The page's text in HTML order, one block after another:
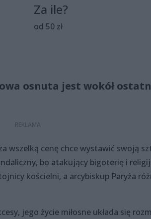
Za ile?
od 50 zł
osnuta jest wokół
wszelką cenę chce wystawić swoją
bo atakujący bigoterię i
kościelni, a arcybiskup Paryża
jego życie miłosne układa się